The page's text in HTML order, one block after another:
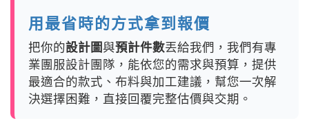
用最省時的方式拿到報價
把你的設計圖與預計件數丟給我們，我們有專
業團服設計團隊，能依您的需求與預算，提供
最適合的款式、布料與加工建議，幫您一次解
決選擇困難，直接回覆完整估價與交期。